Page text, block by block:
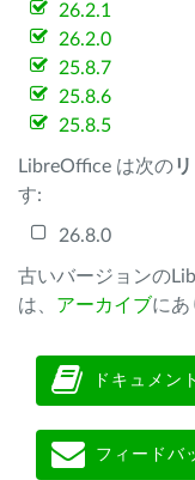
26.2.1
26.2.0
25.8.7
25.8.6
25.8.5
LibreOffice は次の
す:
26.8.0
古いバージョンの
は、 アーカイブにあ
ドキュメン
フィードバ